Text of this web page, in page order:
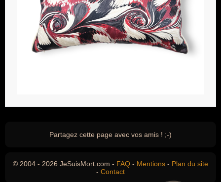
Partagez cette page avec vos amis ! ;-)
© 2004 - 2026 JeSuisMort.com - FAQ - Mentions - Plan du site
- Contact